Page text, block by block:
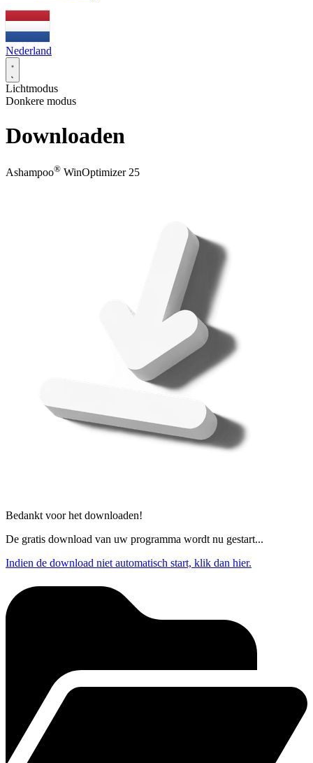
Nederland
Lichtmodus
Donkere modus
Downloaden
Ashampoo® WinOptimizer 25
Bedankt voor het downloaden!
De gratis download van uw programma wordt nu gestart...
Indien de download niet automatisch start, klik dan hier.